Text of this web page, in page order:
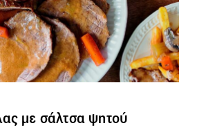
με σάλτσα ψητού